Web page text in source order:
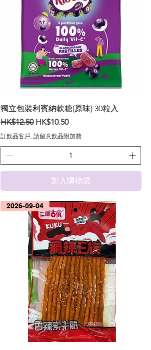
獨立包裝利賓納軟糖(原味) 30粒入
一般價格
HK$12.50 促銷價格
HK$10.50
訂飲品客戶, 請留意飲品附加費
加入購物袋
2026-09-04